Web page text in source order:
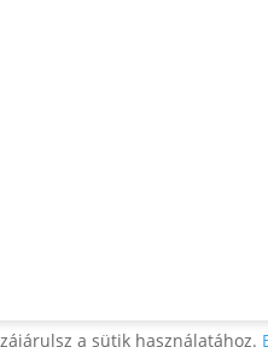
a sütik használatához.